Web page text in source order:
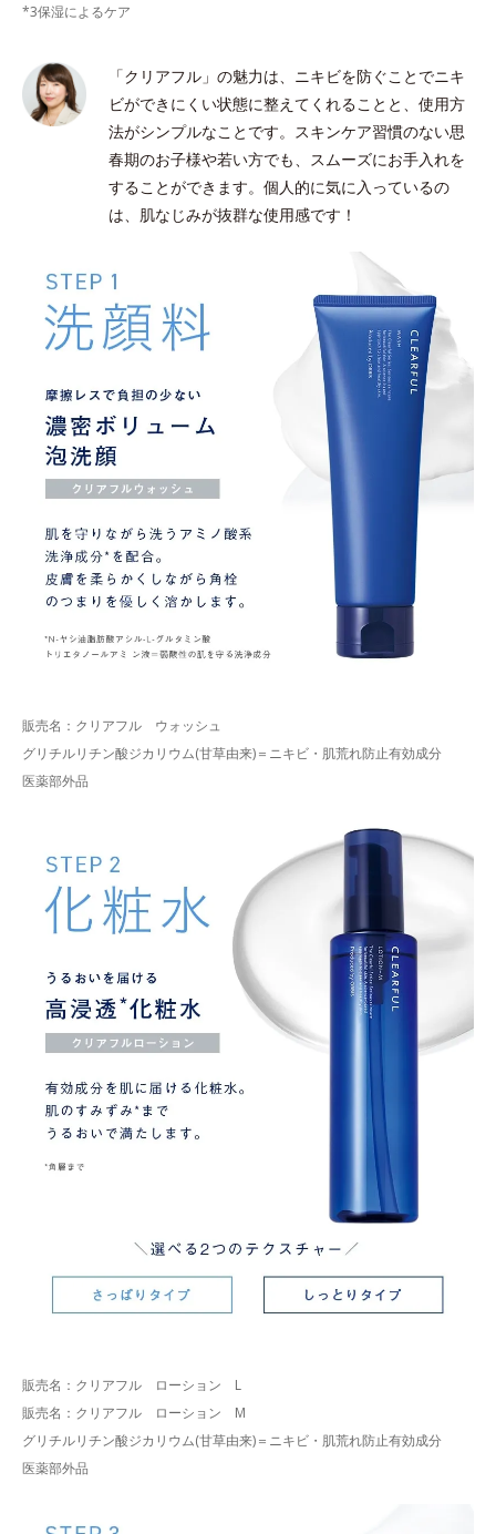
*3保湿によるケア
「クリアフル」の魅力は、ニキビを防ぐことでニキ
ビができにくい状態に整えてくれることと、使用方
法がシンプルなことです。スキンケア習慣のない思
春期のお子様や若い方でも、スムーズにお手入れを
することができます。個人的に気に入っているの
は、肌なじみが抜群な使用感です！
販売名：クリアフル ウォッシュ
グリチルリチン酸ジカリウム(甘草由来)＝ニキビ・肌荒れ防止有効成分
医薬部外品
販売名：クリアフル ローション L
販売名：クリアフル ローション M
グリチルリチン酸ジカリウム(甘草由来)＝ニキビ・肌荒れ防止有効成分
医薬部外品